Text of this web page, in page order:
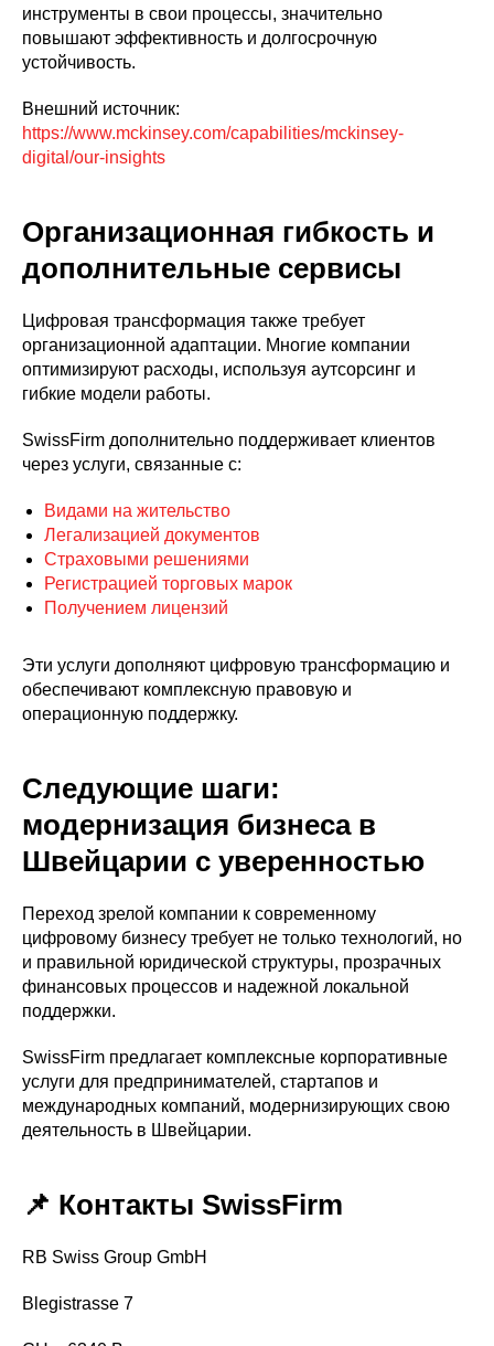
инструменты в свои процессы, значительно
повышают эффективность и долгосрочную
устойчивость.
Внешний источник:
https://www.mckinsey.com/capabilities/mckinsey-
digital/our-insights
Организационная гибкость и
дополнительные сервисы
Цифровая трансформация также требует
организационной адаптации. Многие компании
оптимизируют расходы, используя аутсорсинг и
гибкие модели работы.
SwissFirm дополнительно поддерживает клиентов
через услуги, связанные с:
Видами на жительство
Легализацией документов
Страховыми решениями
Регистрацией торговых марок
Получением лицензий
Эти услуги дополняют цифровую трансформацию и
обеспечивают комплексную правовую и
операционную поддержку.
Следующие шаги:
модернизация бизнеса в
Швейцарии с уверенностью
Переход зрелой компании к современному
цифровому бизнесу требует не только технологий, но
и правильной юридической структуры, прозрачных
финансовых процессов и надежной локальной
поддержки.
SwissFirm предлагает комплексные корпоративные
услуги для предпринимателей, стартапов и
международных компаний, модернизирующих свою
деятельность в Швейцарии.
📌 Контакты SwissFirm
RB Swiss Group GmbH
Blegistrasse 7